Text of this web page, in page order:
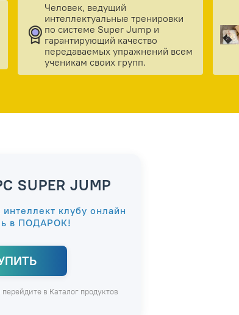
Человек, ведущий
интеллектуальные тренировки
по системе Super Jump и
гарантирующий качество
передаваемых упражнений всем
ученикам своих групп.
SUPER JUMP
клубу онлайн
в ПОДАРОК!
в Каталог продуктов